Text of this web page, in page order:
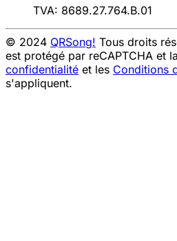
TVA: 8689.27.764.B.01
© 2024 QRSong! Tous droits
est protégé par reCAPTCHA et la
confidentialité et les Conditions
s'appliquent.